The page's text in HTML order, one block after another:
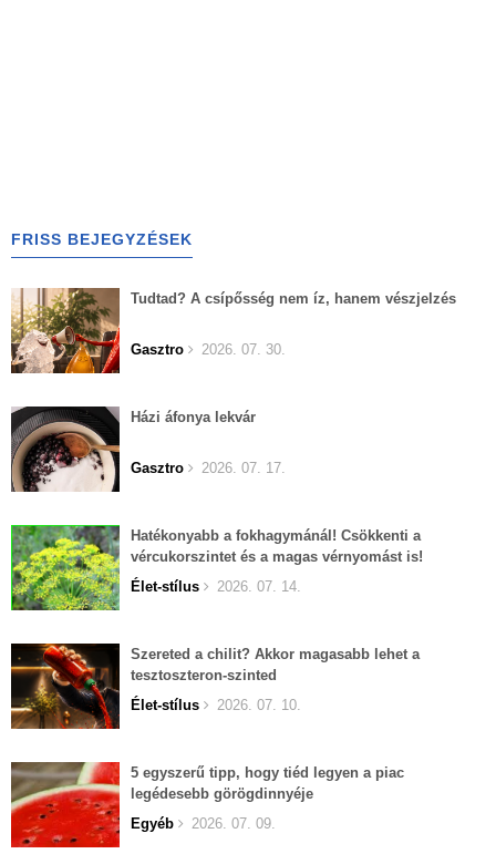
FRISS BEJEGYZÉSEK
Tudtad? A csípősség nem íz, hanem vészjelzés
Gasztro 2026. 07. 30.
Házi áfonya lekvár
Gasztro 2026. 07. 17.
Hatékonyabb a fokhagymánál! Csökkenti a
vércukorszintet és a magas vérnyomást is!
Élet-stílus
2026. 07. 14.
Szereted a chilit? Akkor magasabb lehet a
tesztoszteron-szinted
Élet-stílus
2026. 07. 10.
5 egyszerű tipp, hogy tiéd legyen a piac
legédesebb görögdinnyéje
Egyéb
2026. 07. 09.